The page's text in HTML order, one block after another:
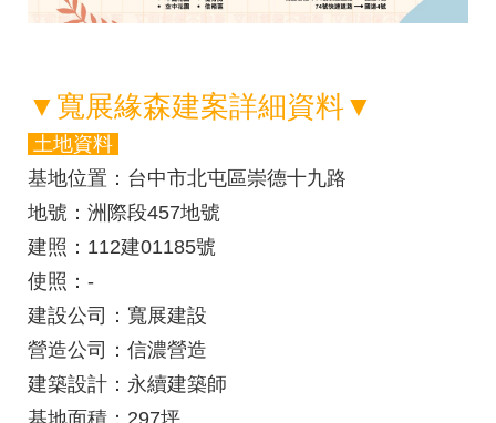
▼寬展緣森建案詳細資料▼
土地資料
基地位置 ：台中市北屯區崇德十九路
地號 ：洲際段457地號
建照 ：112建01185號
使照 ：-
建設公司
：寬展建設
營造公司
：信濃營造
建築設計 ：永續建築師